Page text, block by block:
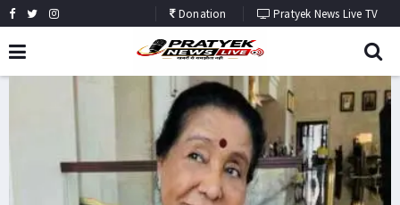
Donation Pratyek News Live TV